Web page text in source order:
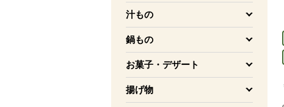
汁もの
を開く
鍋もの
を開く
お菓子・デザート
を開く
揚げ物
を開く